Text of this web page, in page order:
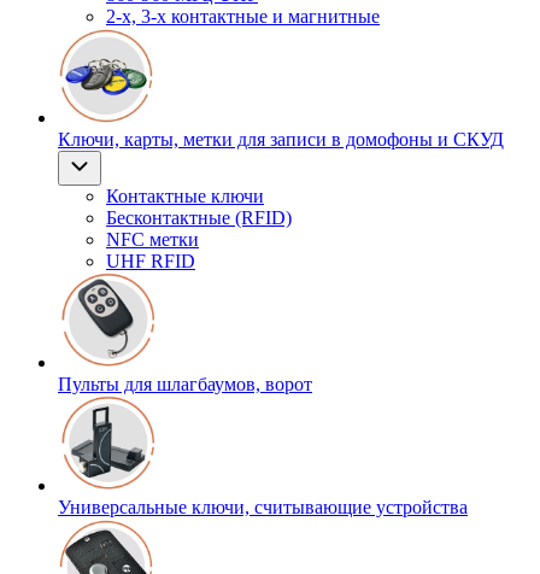
2-х, 3-х контактные и магнитные
Ключи, карты, метки для записи в домофоны и СКУД
Контактные ключи
Бесконтактные (RFID)
NFC метки
UHF RFID
Пульты для шлагбаумов, ворот
Универсальные ключи, считывающие устройства